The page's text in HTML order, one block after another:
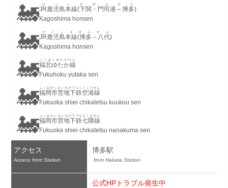
🚂JR鹿児島本線(下関・門司港～博多)
かごしまほんせん
Kagoshima honsen
🚂JR鹿児島本線(博多～八代)
かごしまほんせん
Kagoshima honsen
🚂福北ゆたか線
ふくほくゆたかせん
Fukuhoku yutaka sen
🚂福岡市営地下鉄空港線
ふくおかしえいちかてつくうこうせん
Fukuoka shiei chikatetsu kuukou sen
🚂福岡市営地下鉄七隈線
ふくおかしえいちかてつななくません
Fukuoka shiei chikatetsu nanakuma sen
アクセス
Access from Station
博多駅
from Hakata Station
公式HPトラブル発生中